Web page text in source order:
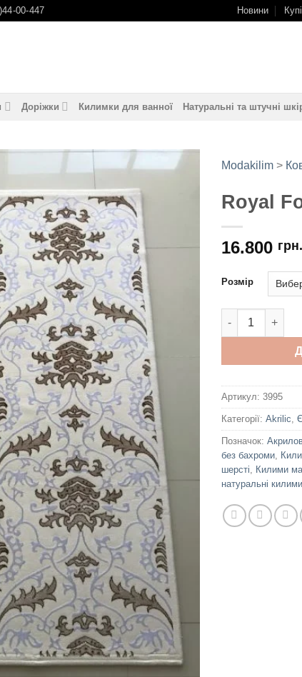
00-447 Новини
Доріжки Килимки для ванної Натуральні та штучні
Modakilim >
Royal
16.800 грн.
Розмір
Royal Focus
Артикул: 3995
Категорії: Akrilic
Позначок:
без бахроми
шерсті
Килими
натуральні килими